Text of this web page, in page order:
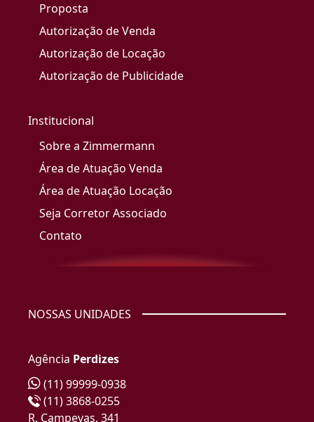
Proposta
Autorização de Venda
Autorização de Locação
Autorização de Publicidade
Institucional
Sobre a Zimmermann
Área de Atuação Venda
Área de Atuação Locação
Seja Corretor Associado
Contato
NOSSAS UNIDADES
Agência Perdizes
(11) 99999-0938
(11) 3868-0255
R. Campevas, 341